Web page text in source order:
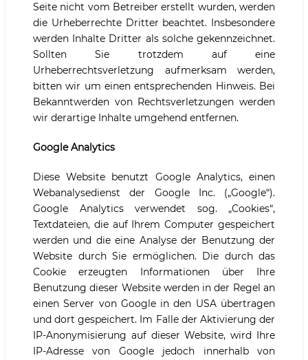
Seite nicht vom Betreiber erstellt wurden, werden
die Urheberrechte Dritter beachtet. Insbesondere
werden Inhalte Dritter als solche gekennzeichnet.
Sollten Sie trotzdem auf eine
Urheberrechtsverletzung aufmerksam werden,
bitten wir um einen entsprechenden Hinweis. Bei
Bekanntwerden von Rechtsverletzungen werden
wir derartige Inhalte umgehend entfernen.
Google Analytics
Diese Website benutzt Google Analytics, einen
Webanalysedienst der Google Inc. („Google“).
Google Analytics verwendet sog. „Cookies“,
Textdateien, die auf Ihrem Computer gespeichert
werden und die eine Analyse der Benutzung der
Website durch Sie ermöglichen. Die durch das
Cookie erzeugten Informationen über Ihre
Benutzung dieser Website werden in der Regel an
einen Server von Google in den USA übertragen
und dort gespeichert. Im Falle der Aktivierung der
IP-Anonymisierung auf dieser Website, wird Ihre
IP-Adresse von Google jedoch innerhalb von